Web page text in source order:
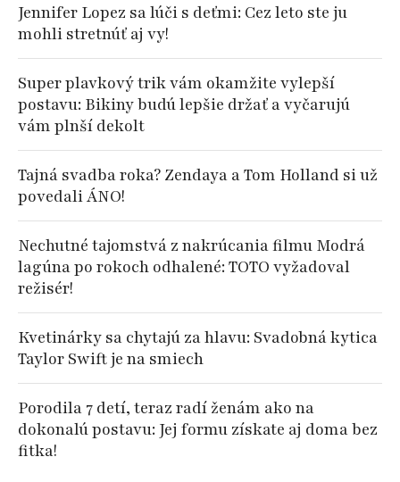
Jennifer Lopez sa lúči s deťmi: Cez leto ste ju
mohli stretnúť aj vy!
Super plavkový trik vám okamžite vylepší
postavu: Bikiny budú lepšie držať a vyčarujú
vám plnší dekolt
Tajná svadba roka? Zendaya a Tom Holland si už
povedali ÁNO!
Nechutné tajomstvá z nakrúcania filmu Modrá
lagúna po rokoch odhalené: TOTO vyžadoval
režisér!
Kvetinárky sa chytajú za hlavu: Svadobná kytica
Taylor Swift je na smiech
Porodila 7 detí, teraz radí ženám ako na
dokonalú postavu: Jej formu získate aj doma bez
fitka!